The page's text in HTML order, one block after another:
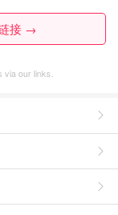
接 →
our links.